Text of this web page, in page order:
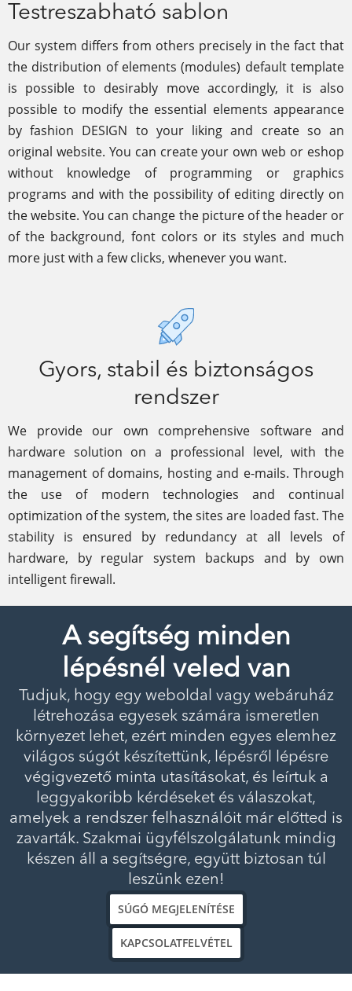
Testreszabható sablon
Our system differs from others precisely in the fact that
the distribution of elements (modules) default template
is possible to desirably move accordingly, it is also
possible to modify the essential elements appearance
by fashion DESIGN to your liking and create so an
original website. You can create your own web or eshop
without knowledge of programming or graphics
programs and with the possibility of editing directly on
the website. You can change the picture of the header or
of the background, font colors or its styles and much
more just with a few clicks, whenever you want.
Gyors, stabil és biztonságos
rendszer
We provide our own comprehensive software and
hardware solution on a professional level, with the
management of domains, hosting and e-mails. Through
the use of modern technologies and continual
optimization of the system, the sites are loaded fast. The
stability is ensured by redundancy at all levels of
hardware, by regular system backups and by own
intelligent firewall.
A segítség minden
lépésnél veled van
Tudjuk, hogy egy weboldal vagy webáruház
létrehozása egyesek számára ismeretlen
környezet lehet, ezért minden egyes elemhez
világos súgót készítettünk, lépésről lépésre
végigvezető minta utasításokat, és leírtuk a
leggyakoribb kérdéseket és válaszokat,
amelyek a rendszer felhasználóit már előtted is
zavarták. Szakmai ügyfélszolgálatunk mindig
készen áll a segítségre, együtt biztosan túl
leszünk ezen!
SÚGÓ MEGJELENÍTÉSE
KAPCSOLATFELVÉTEL